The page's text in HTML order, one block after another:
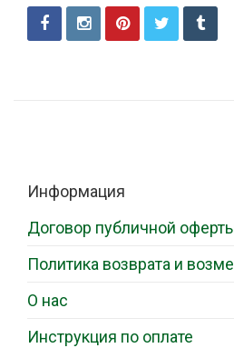
Информация
Договор публичной
Политика возврата и
О нас
Инструкция по оплате